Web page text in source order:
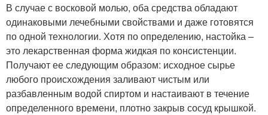
В случае с восковой молью, оба средства обладают
одинаковыми лечебными свойствами и даже готовятся
по одной технологии. Хотя по определению, настойка –
это лекарственная форма жидкая по консистенции.
Получают ее следующим образом: исходное сырье
любого происхождения заливают чистым или
разбавленным водой спиртом и настаивают в течение
определенного времени, плотно закрыв сосуд крышкой.